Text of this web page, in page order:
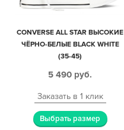
CONVERSE ALL STAR ВЫСОКИЕ
ЧЁРНО-БЕЛЫЕ BLACK WHITE
(35-45)
5 490 руб.
Заказать в 1 клик
Выбрать размер